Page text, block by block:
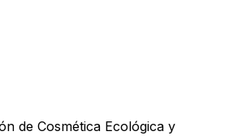
de Cosmética Ecológica y